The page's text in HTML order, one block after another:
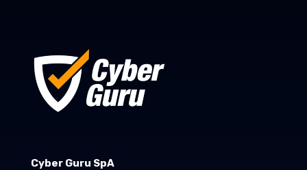
Cyber Guru SpA